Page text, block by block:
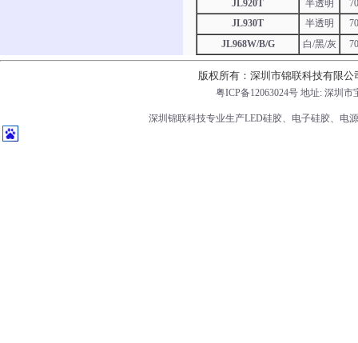
JL920T
半透明
JL930T
半透明
JL968W/B/G
白/黑/灰
版权所有：深圳市锦联科技有限公
粤ICP备12063024号地址: 深圳市
深圳锦联科技专业生产LED硅胶、电子硅胶、电